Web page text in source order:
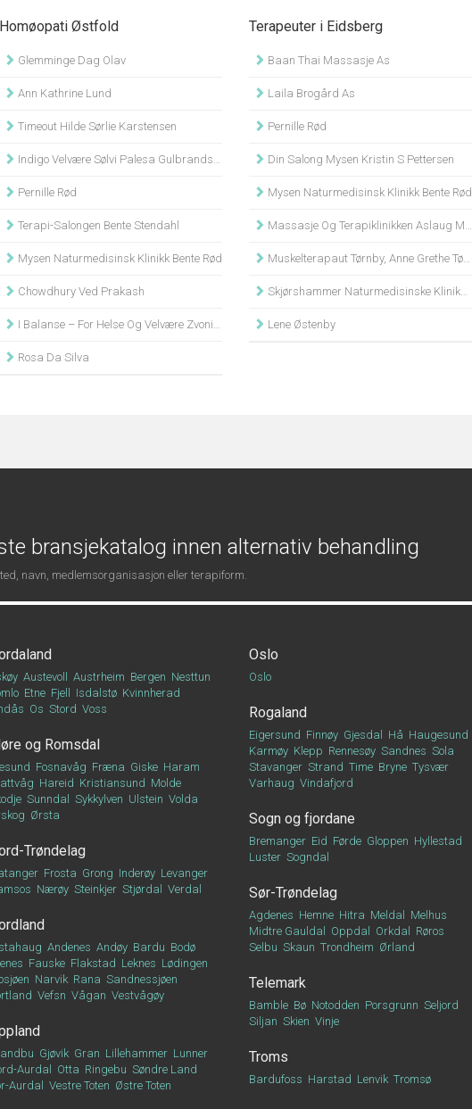
Homøopati Østfold
Glemminge Dag Olav
Ann Kathrine Lund
Timeout Hilde Sørlie Karstensen
Indigo Velvære Sølvi Palesa Gulbrandsen
Pernille Rød
Terapi-Salongen Bente Stendahl
Mysen Naturmedisinsk Klinikk Bente Rød
Chowdhury Ved Prakash
I Balanse – For Helse Og Velvære Zvonimir Bosnjak
Rosa Da Silva
Terapeuter i Eidsberg
Baan Thai Massasje As
Laila Brogård As
Pernille Rød
Din Salong Mysen Kristin S Pettersen
Mysen Naturmedisinsk Klinikk Bente Rød
Massasje Og Terapiklinikken Aslaug Minge
Muskelterapaut Tørnby, Anne Grethe Tørnby
Skjørshammer Naturmedisinske Klinikk Ingunn H Hensel
Lene Østenby
bransjekatalog innen alternativ behandling
navn, medlemsorganisasjon eller terapiform.
Austevoll Austrheim Bergen Nesttun
Etne Fjell Isdalstø Kvinnherad
Os Stord Voss
og Romsdal
Fosnavåg Fræna Giske Haram
Hareid Kristiansund Molde
Sunndal Sykkylven Ulstein Volda
Ørsta
Trøndelag
Frosta Grong Inderøy Levanger
Nærøy Steinkjer Stjørdal Verdal
Andenes Andøy Bardu Bodø
Fauske Flakstad Leknes Lødingen
Narvik Rana Sandnessjøen
Vefsn Vågan Vestvågøy
Gjøvik Gran Lillehammer Lunner
Aurdal
Otta Ringebu Søndre Land
Aurdal
Vestre Toten Østre Toten
Oslo
Oslo
Rogaland
Eigersund Finnøy Gjesdal Hå Haugesund
Karmøy Klepp Rennesøy Sandnes Sola
Stavanger Strand Time Bryne Tysvær
Varhaug Vindafjord
Sogn og fjordane
Bremanger Eid Førde Gloppen Hyllestad
Luster Sogndal
Sør-Trøndelag
Agdenes Hemne Hitra Meldal
Melhus
Midtre Gauldal
Oppdal Orkdal
Røros
Selbu Skaun Trondheim Ørland
Telemark
Bamble Bø Notodden Porsgrunn Seljord
Siljan Skien Vinje
Troms
Bardufoss Harstad Lenvik Tromsø